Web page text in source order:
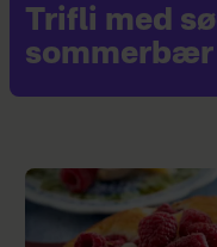
Trifli med
sommerbær